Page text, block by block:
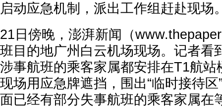
启动应急机制，派出工作组赶赴现场
21日傍晚，澎湃新闻（
班目的地广州白云机场现场。记者看
涉事航班的乘客家属都安排在T1航站
现场用应急牌遮挡，围出“临时接待
面已经有部分失事航班的乘客家属在